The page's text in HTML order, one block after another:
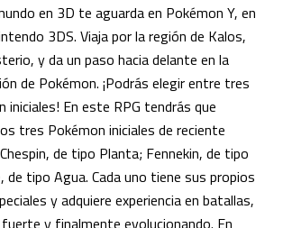
en 3D te aguarda en Pokémon Y, en
3DS. Viaja por la región de Kalos,
y da un paso hacia delante en la
de Pokémon. ¡Podrás elegir entre tres
iniciales! En este RPG tendrás que
tres Pokémon iniciales de reciente
de tipo Planta; Fennekin, de tipo
de tipo Agua. Cada uno tiene sus propios
y adquiere experiencia en batallas,
y finalmente evolucionando. En